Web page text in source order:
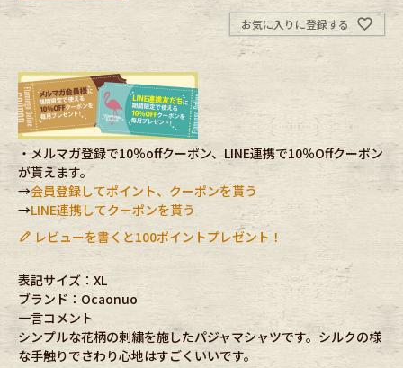
小物・アクセサリーから探す
Eye Wear
Bag Stall・Scarf
Accessory Shoes
Belt antique goods
Keyring
FAFATT
お気に入りに登録する
・メルマガ登録で10％offクーポン、LINE連携で10％Offクーポン
が貰えます。
→会員登録してポイント、クーポンを貰う
→LINE連携してクーポンを貰う
レビューを書くと100ポイントプレゼント！
表記サイズ：XL
ブランド：Ocaonuo
一言コメント
シンプルな花柄の刺繍を施したパジャマシャツです。シルクの様
な手触りでさわり心地はすごくいいです。